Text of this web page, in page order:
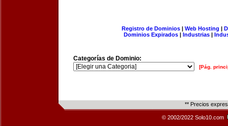
Registro de Dominios| Web Hosting |
Dominios Expirados | Industrias |
Categorías de Dominio:
[Pág.
** Precios
© 2002/2022 Solo10.com